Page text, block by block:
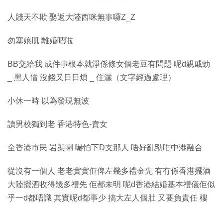
人賤天不欺 娶返大陸西咪無事囉Z_Z
勿塞娘肌 離婚吧啦
BB交給我 成件事根本就淨係條女個老豆有問題 呢d親戚勁
_ 黑人憎 沒錢又日日煩 _ 住灑（文字經過處理）
小休一時 以為發現無波
讀男校獨到老 香港特色-賣女
全香港市民 岩架喇 嚇怕下D支那人 唔好亂勁咁中港融合
從沒有一個人 老老實實佢俾左幾多禮金先 有冇係香港擺酒
大陸擺酒收得幾多禮先 佢都未明 呢d香港結婚基本禮儀佢似
乎一d都唔識 其實呢d都事少 搞大左人個肚 又要負責任 樓